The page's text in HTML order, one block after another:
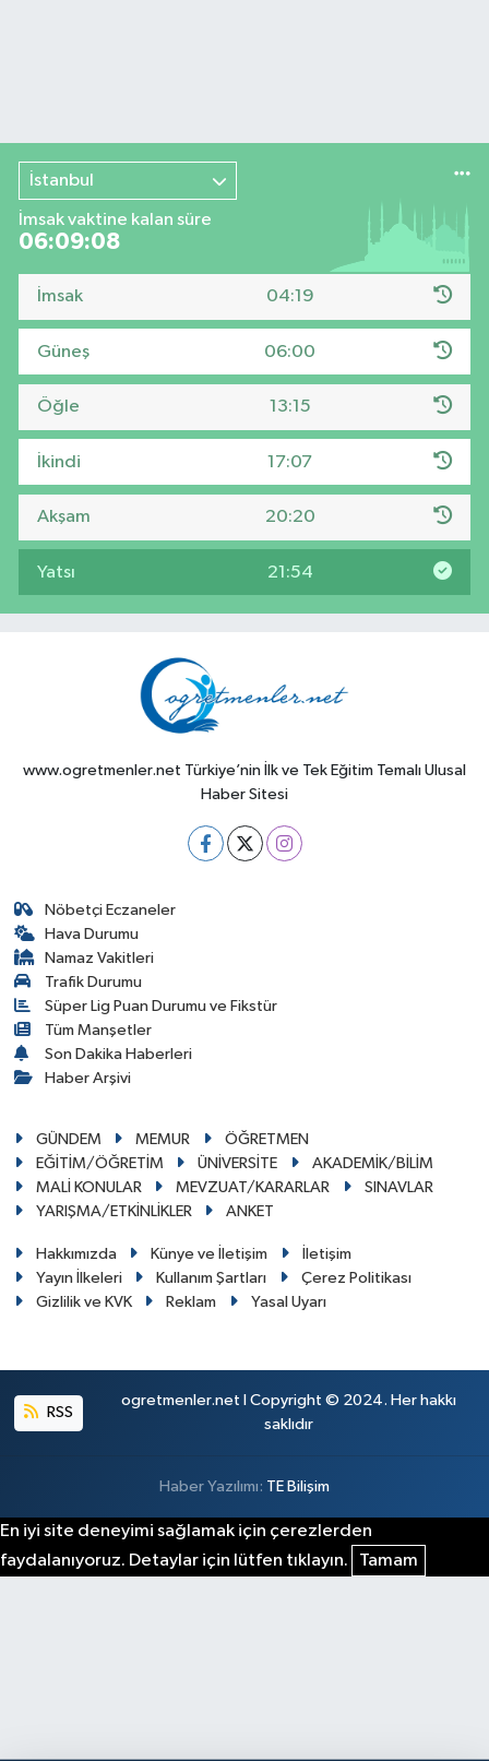
İstanbul
İmsak vaktine kalan süre
06:09:07
İmsak 04:19
Güneş 06:00
Öğle 13:15
İkindi 17:07
Akşam 20:20
Yatsı 21:54
www.ogretmenler.net Türkiye’nin İlk ve Tek Eğitim Temalı Ulusal
Haber Sitesi
Nöbetçi Eczaneler
Hava Durumu
Namaz Vakitleri
Trafik Durumu
Süper Lig Puan Durumu ve Fikstür
Tüm Manşetler
Son Dakika Haberleri
Haber Arşivi
GÜNDEM MEMUR
ÖĞRETMEN
EĞİTİM/ÖĞRETİM
ÜNİVERSİTE
AKADEMİK/BİLİM
MALİ KONULAR
MEVZUAT/KARARLAR
SINAVLAR
YARIŞMA/ETKİNLİKLER
ANKET
Hakkımızda Künye ve İletişim
İletişim
Yayın İlkeleri
Kullanım Şartları
Çerez Politikası
Gizlilik ve KVK
Reklam Yasal Uyarı
RSS
ogretmenler.net I Copyright © 2024. Her hakkı
saklıdır
Haber Yazılımı: TE Bilişim
En iyi site deneyimi sağlamak için çerezlerden
faydalanıyoruz. Detaylar için lütfen tıklayın.
Tamam